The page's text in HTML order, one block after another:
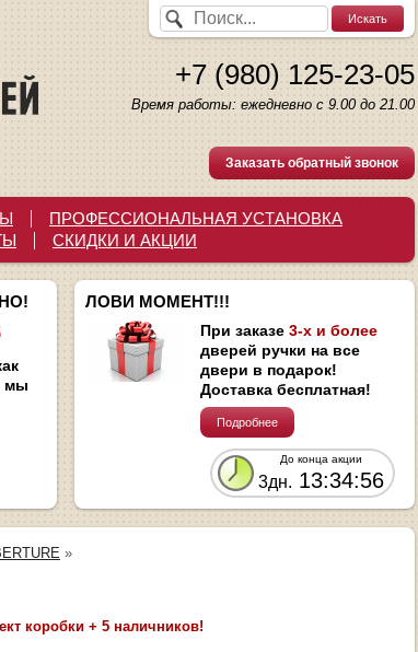
+7 (980) 125-23-05
Время работы: ежедневно с 9.00 до 21.00
Заказать обратный звонок
ПРОФЕССИОНАЛЬНАЯ УСТАНОВКА
СКИДКИ И АКЦИИ
мы
ЛОВИ МОМЕНТ!!!
При заказе 3-х и более
дверей ручки на все
двери в подарок!
Доставка бесплатная!
Подробнее
До конца акции
3дн. 13:34:55
»
коробки + 5 наличников!